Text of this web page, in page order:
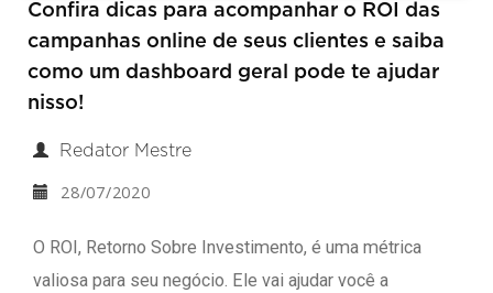
Confira dicas para acompanhar o ROI das
campanhas online de seus clientes e saiba
como um dashboard geral pode te ajudar
nisso!
Redator Mestre
28/07/2020
O ROI, Retorno Sobre Investimento, é uma métrica
valiosa para seu negócio. Ele vai ajudar você a